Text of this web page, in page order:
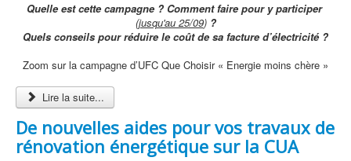
Quelle est cette campagne ? Comment faire pour y participer
(jusqu'au 25/09) ?
Quels conseils pour réduire le coût de sa facture d’électricité ?
Zoom sur la campagne d’UFC Que Choisir « Energie moins chère »
Lire la suite...
De nouvelles aides pour vos travaux de
rénovation énergétique sur la CUA